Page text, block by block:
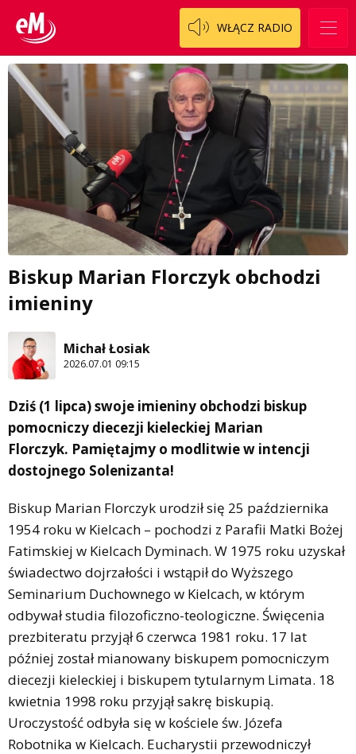
WŁĄCZ RADIO
Biskup Marian Florczyk obchodzi
imieniny
Michał Łosiak
2026.07.01 09:15
Dziś (1 lipca) swoje imieniny obchodzi biskup
pomocniczy diecezji kieleckiej Marian
Florczyk. Pamiętajmy o modlitwie w intencji
dostojnego Solenizanta!
Biskup Marian Florczyk urodził się 25 października
1954 roku w Kielcach – pochodzi z Parafii Matki Bożej
Fatimskiej w Kielcach Dyminach. W 1975 roku uzyskał
świadectwo dojrzałości i wstąpił do Wyższego
Seminarium Duchownego w Kielcach, w którym
odbywał studia filozoficzno-teologiczne. Święcenia
prezbiteratu przyjął 6 czerwca 1981 roku. 17 lat
później został mianowany biskupem pomocniczym
diecezji kieleckiej i biskupem tytularnym Limata. 18
kwietnia 1998 roku przyjął sakrę biskupią.
Uroczystość odbyła się w kościele św. Józefa
Robotnika w Kielcach. Eucharystii przewodniczył